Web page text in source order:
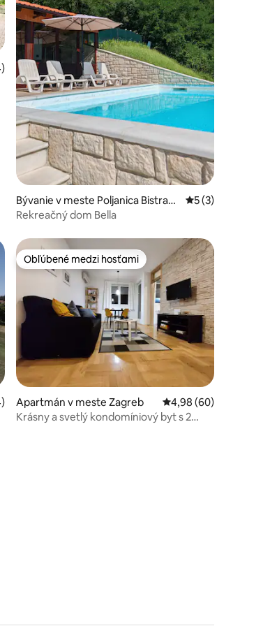
ohodnotenie 4,95 z 5, počet hodnotení: 74
Bývanie v meste Poljanica Bistrans
ka
Priemerné
5 (3)
Rekreačný dom Bella
ohodnotenie 5 z 5, počet hodnotení: 4
Obľúbené medzi hosťami
Obľúbené medzi hosťami
Apartmán v meste Zagreb Priemerné
4,98 (60)
Krásny a svetlý kondomíniový byt s 2